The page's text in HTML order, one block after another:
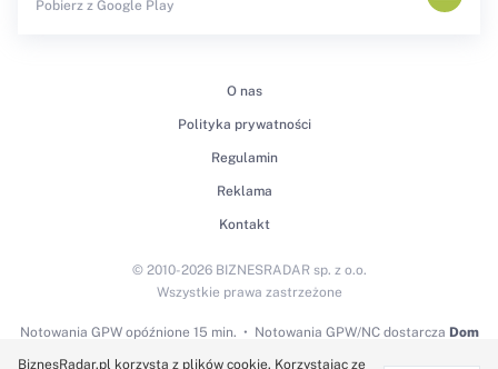
Pobierz z Google Play
O nas
Polityka prywatności
Regulamin
Reklama
Kontakt
Notowania GPWopóźnione 15 min. Notowania GPW/NC dostarcza Dom
© 2010-2026 BIZNESRADAR sp. z o.o.
Wszystkie prawa zastrzeżone
BiznesRadar.pl korzysta z plików cookie. Korzystając ze